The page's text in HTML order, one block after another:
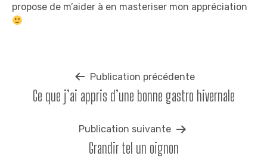
propose de m’aider à en masteriser mon appréciation
Navigation
Publication précédente
Ce que j’ai appris d’une bonne gastro hivernale
Publication suivante
Grandir tel un oignon